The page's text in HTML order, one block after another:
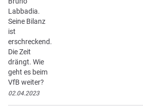
Labbadia.
Seine Bilanz
ist
erschreckend.
Die Zeit
drängt. Wie
geht es beim
VfB weiter?
02.04.2023